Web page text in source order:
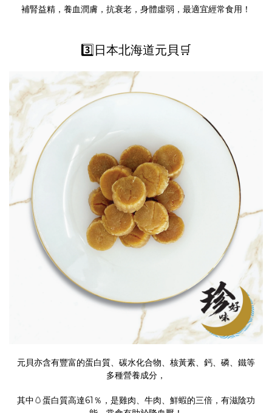
補腎益精，養血潤膚，抗衰老，身體虛弱，最適宜經常食用！
3️⃣日本北海道元貝🛒
元貝亦含有豐富的蛋白質、碳水化合物、核黃素、鈣、磷、鐵等
多種營養成分，
其中🥚蛋白質高達61％，是雞肉、牛肉、鮮蝦的三倍，有滋陰功